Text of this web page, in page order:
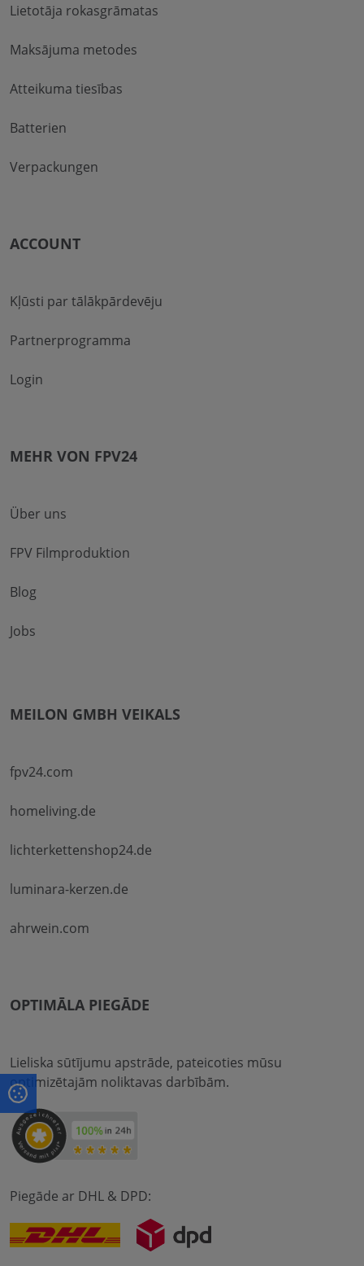
Lietotāja rokasgrāmatas
Maksājuma metodes
Atteikuma tiesības
Batterien
Verpackungen
ACCOUNT
Kļūsti par tālākpārdevēju
Partnerprogramma
Login
MEHR VON FPV24
Über uns
FPV Filmproduktion
Blog
Jobs
MEILON GMBH VEIKALS
fpv24.com
homeliving.de
lichterkettenshop24.de
luminara-kerzen.de
ahrwein.com
OPTIMĀLA PIEGĀDE
Lieliska sūtījumu apstrāde, pateicoties mūsu
optimizētajām noliktavas darbībām.
Piegāde ar DHL & DPD: